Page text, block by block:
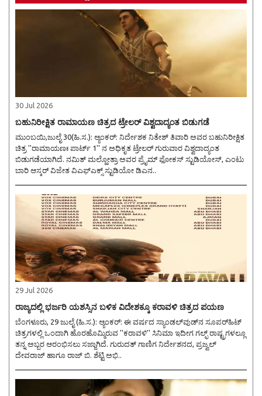
30 Jul 2026
ಬಹುನಿರೀಕ್ಷಿತ ರಾಮಾಯಣ ಚಿತ್ರದ ಟ್ರೇಲರ್ ವಿಶ್ವದಾದ್ಯಂತ ಬಿಡುಗಡೆ
ಮುಂಬಯಿ,ಜುಲೈ 30(ಹಿ.ಸ.): ಆ್ಯಂಕರ್: ನಿರ್ದೇಶಕ ನಿತೇಶ್ ತಿವಾರಿ ಅವರ ಬಹುನಿರೀಕ್ಷಿತ
ಚಿತ್ರ ''ರಾಮಾಯಣಃ ಪಾರ್ಟ್ 1'' ನ ಅಧಿಕೃತ ಟ್ರೇಲರ್ ಗುರುವಾರ ವಿಶ್ವದಾದ್ಯಂತ
ಬಿಡುಗಡೆಯಾಗಿದೆ. ನಮಿತ್ ಮಲ್ಹೋತ್ರಾ ಅವರ ಪ್ರೈಮ್ ಫೋಕಸ್ ಸ್ಟುಡಿಯೋಸ್, ಎಂಟು
ಬಾರಿ ಆಸ್ಕರ್ ವಿಜೇತ ವಿಎಫ್ಎಕ್ಸ್ ಸ್ಟುಡಿಯೋ ಡಿಎನ..
29 Jul 2026
ರಾಜ್ಯದಲ್ಲಿ ಭರ್ಜರಿ ಯಶಸ್ಸಿನ ಬಳಿಕ ವಿದೇಶಕ್ಕೂ ಕರಾವಳಿ ಚಿತ್ರದ ಪಯಣ
ಬೆಂಗಳೂರು, 29 ಜುಲೈ (ಹಿ.ಸ.): ಆ್ಯಂಕರ್: ಈ ವರ್ಷದ ಸ್ಯಾಂಡಲ್‌ವುಡ್‌ನ ಸೂಪರ್‌ಹಿಟ್
ಚಿತ್ರಗಳಲ್ಲಿ ಒಂದಾಗಿ ಹೊರಹೊಮ್ಮಿರುವ ''ಕರಾವಳಿ'' ಸಿನಿಮಾ ಇದೀಗ ಗಲ್ಫ್‌ ರಾಷ್ಟ್ರಗಳಲ್ಲೂ
ತನ್ನ ಅಬ್ಬರ ಆರಂಭಿಸಲು ಸಜ್ಜಾಗಿದೆ. ಗುರುದತ್ ಗಾಣಿಗ ನಿರ್ದೇಶನದ, ಪ್ರಜ್ವಲ್
ದೇವರಾಜ್ ಹಾಗೂ ರಾಜ್ ಬಿ. ಶೆಟ್ಟಿ ಅಭಿ..